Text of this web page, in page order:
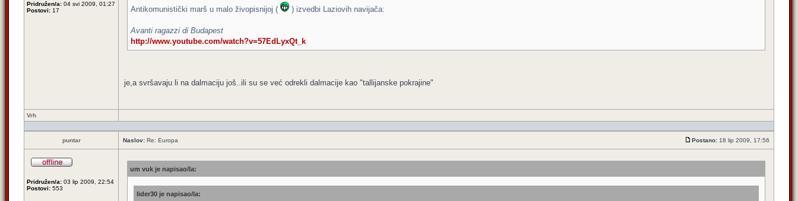
Pridružen/a: 04 svi 2009, 01:27
Postovi: 17 Antikomunistički marš u malo živopisnijoj ( ) izvedbi Laziovih navijača:
Avanti ragazzi di Budapest
http://www.youtube.com/watch?v=57EdLyxQt_k
je,a svršavaju li na dalmaciju još..ili su se već odrekli dalmacije kao "tallijanske pokrajine"
Vrh
puntar Naslov: Re: Europa Postano: 18 lip 2009, 17:56
Pridružen/a: 03 lip 2009, 22:54
Postovi: 553
um vuk je napisao/la:
lider30 je napisao/la: